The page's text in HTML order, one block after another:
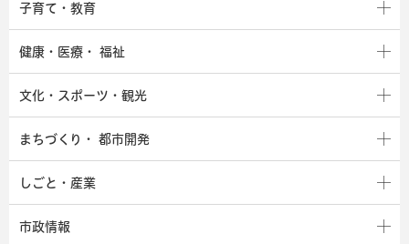
子育て・教育
健康・医療・ 福祉
文化・スポーツ・観光
まちづくり・ 都市開発
しごと・産業
市政情報